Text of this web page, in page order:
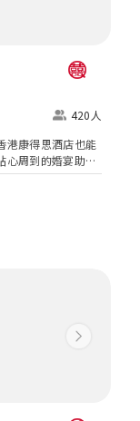
420人
港康得思酒店也能
心周到的婚宴助理
，為新人及賓客締
Next